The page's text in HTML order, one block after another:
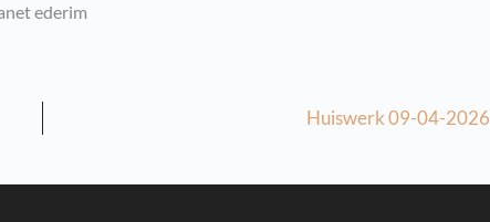
ederim
Huiswerk 09-04-2026